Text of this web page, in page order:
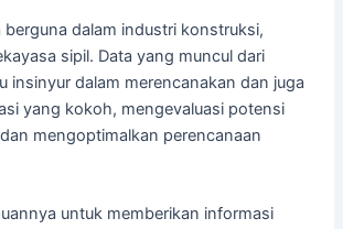
berguna dalam industri konstruksi,
sipil. Data yang muncul dari
insinyur dalam merencanakan dan juga
yang kokoh, mengevaluasi potensi
mengoptimalkan perencanaan
untuk memberikan informasi